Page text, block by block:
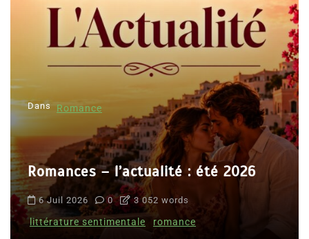
Dans Romance
Romances – l’actualité : été 2026
6 Juil 2026 0 3 052 words
littérature sentimentale romance